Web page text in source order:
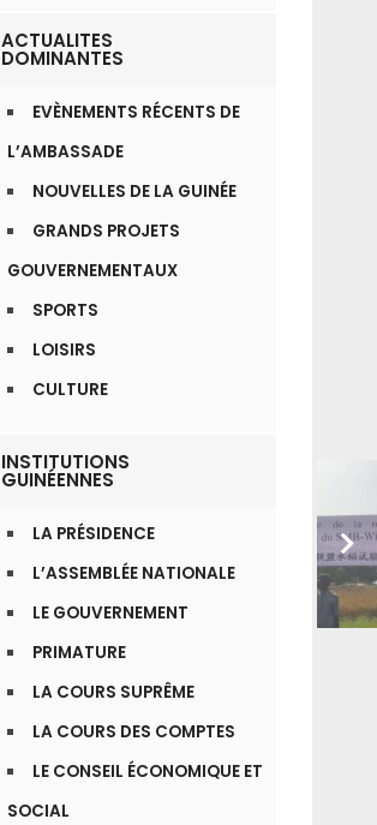
ACTUALITES
DOMINANTES
EVÈNEMENTS RÉCENTS DE
L’AMBASSADE
NOUVELLES DE LA GUINÉE
GRANDS PROJETS
GOUVERNEMENTAUX
SPORTS
LOISIRS
CULTURE
INSTITUTIONS
GUINÉENNES
LA PRÉSIDENCE
L’ASSEMBLÉE NATIONALE
LE GOUVERNEMENT
PRIMATURE
LA COURS SUPRÊME
LA COURS DES COMPTES
LE CONSEIL ÉCONOMIQUE ET
SOCIAL